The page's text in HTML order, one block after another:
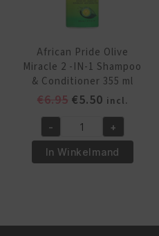
African Pride Olive
Miracle 2 -IN-1 Shampoo
& Conditioner 355 ml
€6.95 Oorspronkelijke
was:
€6.95.
€5.50Huidige
prijs
is:
€5.50.
incl.
African
Pride
Olive
- +
In Winkelmand